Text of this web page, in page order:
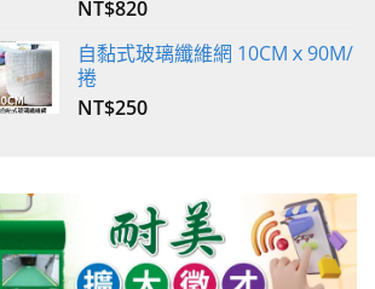
NT$820
自黏式玻璃纖維網 10CMｘ90M/
捲
NT$250